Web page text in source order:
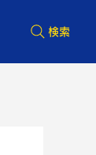
検索